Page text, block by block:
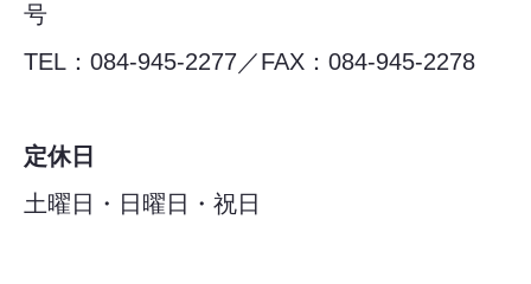
号
TEL：084-945-2277／FAX：084-945-2278
定休日
土曜日・日曜日・祝日